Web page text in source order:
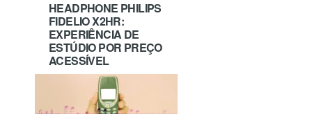
HEADPHONE PHILIPS
FIDELIO X2HR:
EXPERIÊNCIA DE
ESTÚDIO POR PREÇO
ACESSÍVEL